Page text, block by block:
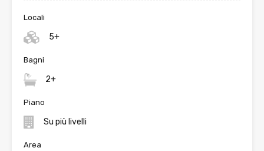
Locali
5+
Bagni
2+
Piano
Su più livelli
Area